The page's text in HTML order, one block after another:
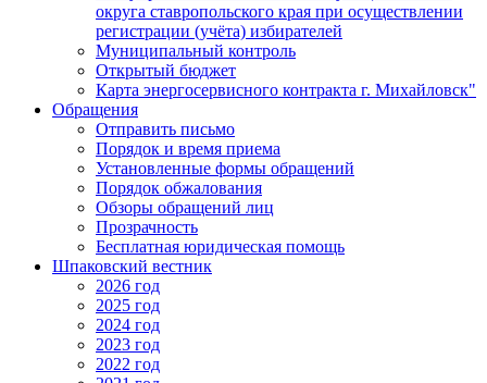
округа ставропольского края при осуществлении
регистрации (учёта) избирателей
Муниципальный контроль
Открытый бюджет
Карта энергосервисного контракта г. Михайловск"
Обращения
Отправить письмо
Порядок и время приема
Установленные формы обращений
Порядок обжалования
Обзоры обращений лиц
Прозрачность
Бесплатная юридическая помощь
Шпаковский вестник
2026 год
2025 год
2024 год
2023 год
2022 год